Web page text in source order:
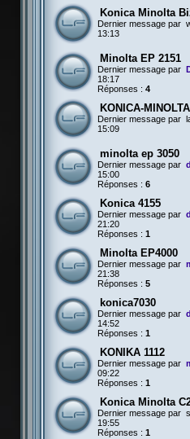
Konica Minolta
Dernier message par
13:13
Minolta EP 2151
Dernier message par
18:17
Réponses : 4
KONICA-
Dernier message par
15:09
minolta ep 3050
Dernier message par
15:00
Réponses : 6
Konica 4155
Dernier message par
21:20
Réponses : 1
Minolta EP4000
Dernier message par
21:38
Réponses : 5
konica7030
Dernier message par
14:52
Réponses : 1
KONIKA 1112
Dernier message par
09:22
Réponses : 1
Konica Minolta
Dernier message par
19:55
Réponses : 1